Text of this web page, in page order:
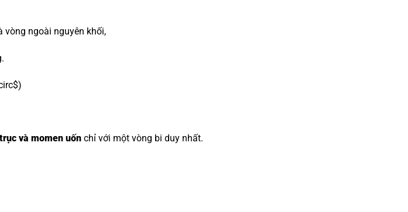
vòng ngoài nguyên khối,
)
và momen uốn chỉ với một vòng bi duy nhất.